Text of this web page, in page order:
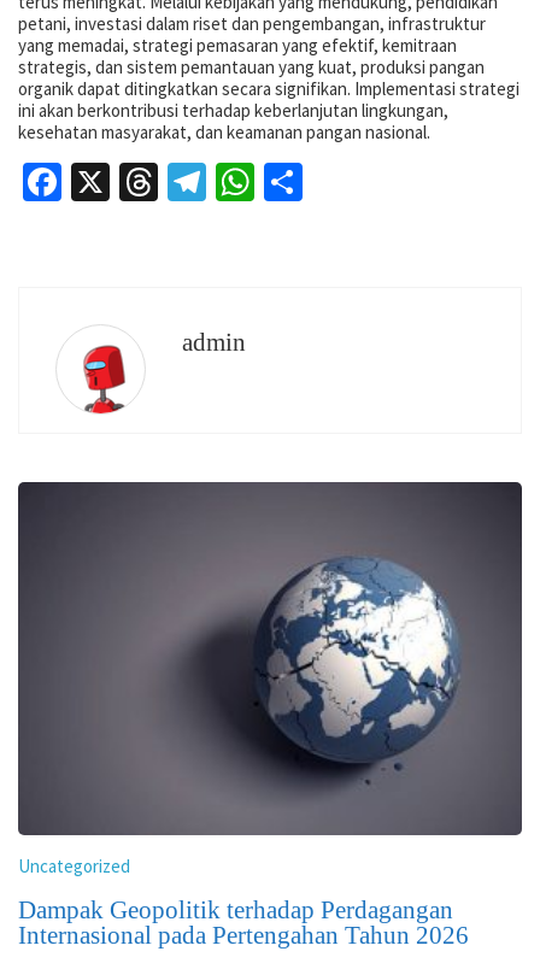
petani, investasi dalam riset dan pengembangan, infrastruktur
yang memadai, strategi pemasaran yang efektif, kemitraan
strategis, dan sistem pemantauan yang kuat, produksi pangan
organik dapat ditingkatkan secara signifikan. Implementasi strategi
ini akan berkontribusi terhadap keberlanjutan lingkungan,
kesehatan masyarakat, dan keamanan pangan nasional.
Facebook
X Threads
Telegram
WhatsApp
admin
Uncategorized
Dampak Geopolitik terhadap Perdagangan
Internasional pada Pertengahan Tahun 2026